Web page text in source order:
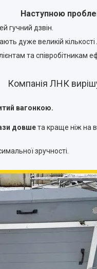
Наступною
гучний дзвін.
дуже великій кількості
та співробітникам
Компанія ЛНК
вагонкою.
довшета краще ніж на
зручності.